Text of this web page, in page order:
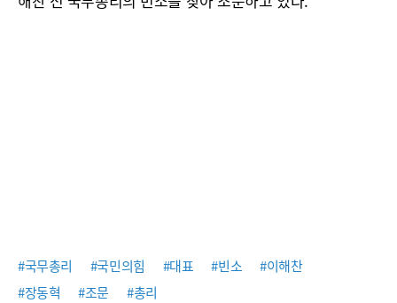
#국무총리 #국민의힘 #대표 #빈소
#이해찬
#장동혁
#조문 #총리